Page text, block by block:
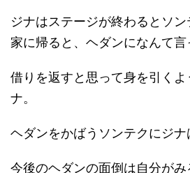
ジナはステージが終わるとソ
家に帰ると、ヘダンになんて言
借りを返すと思って身を引く
ナ。
ヘダンをかばうソンテクにジナ
今後のヘダンの面倒は自分が